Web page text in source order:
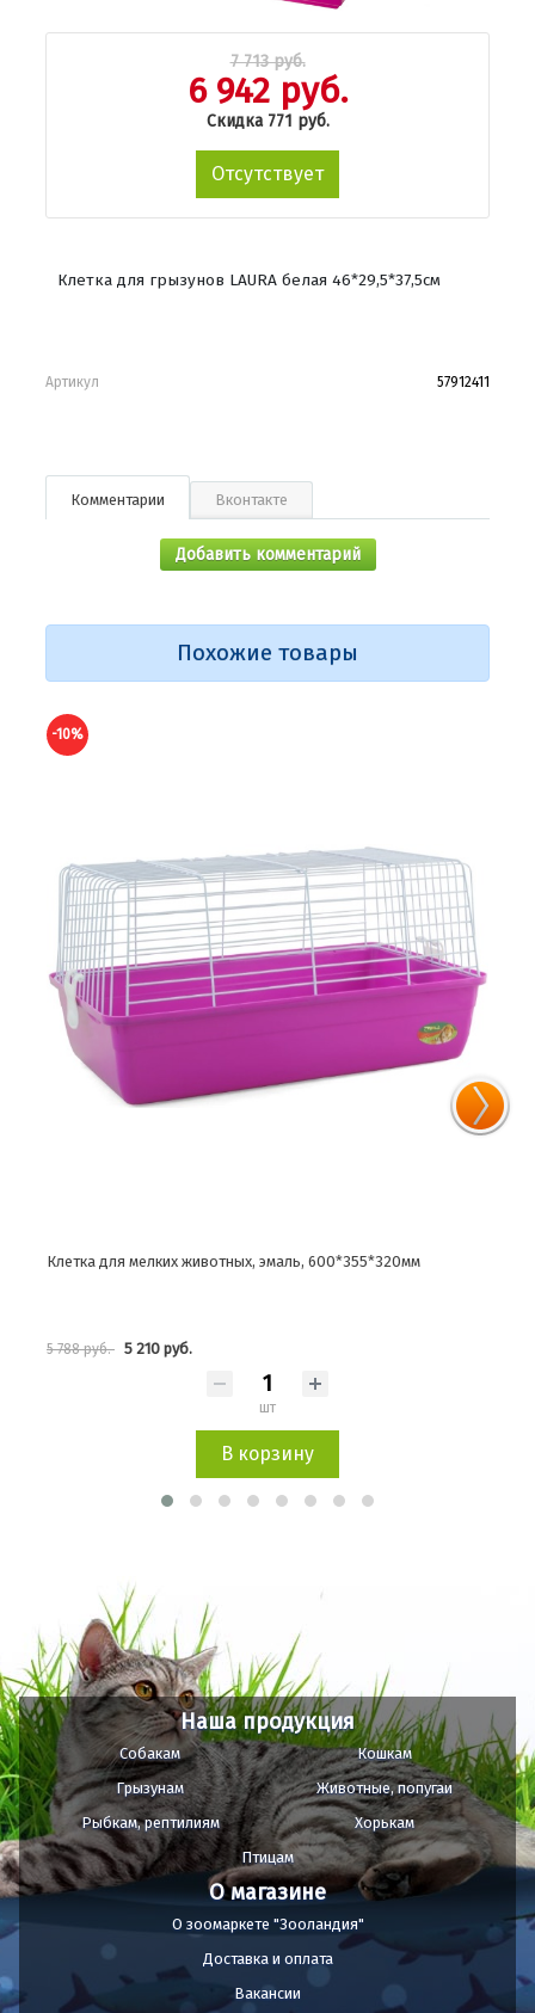
7 713 руб.
6 942 руб.
Скидка 771 руб.
Отсутствует
Клетка для грызунов LAURA белая 46*29,5*37,5см
Артикул 57912411
Комментарии Вконтакте
Добавить комментарий
Похожие товары
-10%
Клетка для мелких животных, эмаль, 600*355*320мм
5 788 руб. 5 210 руб.
шт
В корзину
Наша продукция
Собакам
Кошкам
Грызунам
Животные, попугаи
Рыбкам, рептилиям
Хорькам
Птицам
О магазине
О зоомаркете "Зооландия"
Доставка и оплата
Вакансии